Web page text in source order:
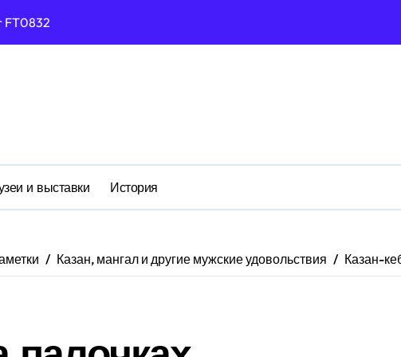
процессоров для AHD MHD DVR
и выставки История
Казан, мангал и другие мужские удовольствия Казан-